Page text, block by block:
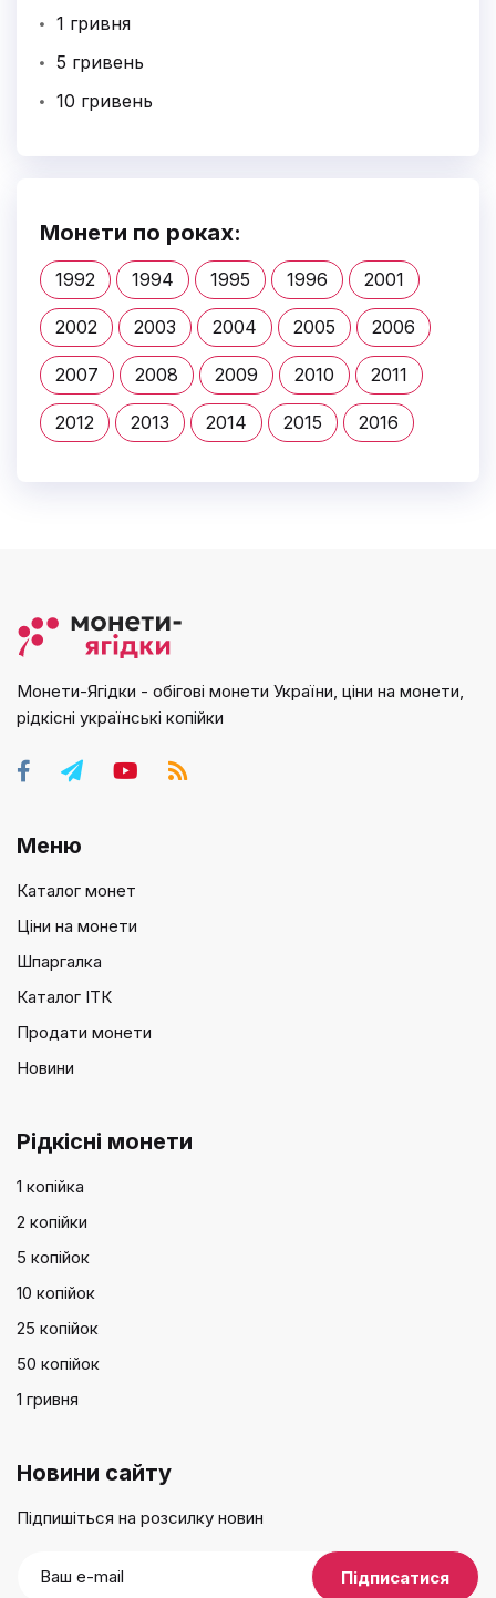
1 гривня
5 гривень
10 гривень
Монети по роках:
1992 1994 1995 1996 2001
2002 2003 2004 2005 2006
2007 2008 2009 2010 2011
2012 2013 2014 2015 2016
Монети-Ягідки - обігові монети України, ціни на монети,
рідкісні українські копійки
Меню
Каталог монет
Ціни на монети
Шпаргалка
Каталог ІТК
Продати монети
Новини
Рідкісні монети
1 копійка
2 копійки
5 копійок
10 копійок
25 копійок
50 копійок
1 гривня
Новини сайту
Підпишіться на розсилку новин